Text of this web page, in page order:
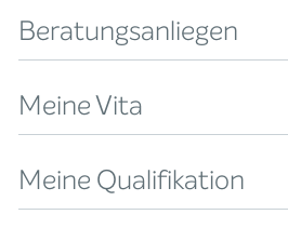
Beratungsanliegen
Meine Vita
Meine Qualifikation